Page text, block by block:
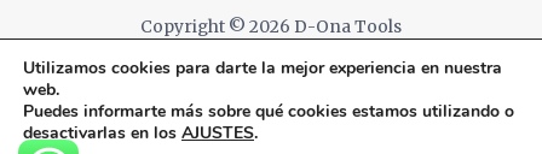
Copyright © 2026 D-Ona Tools
Powered by D-Ona Tools
Utilizamos cookies para darte la mejor experiencia en nuestra
web.
Puedes informarte más sobre qué cookies estamos utilizando o
desactivarlas en los AJUSTES.